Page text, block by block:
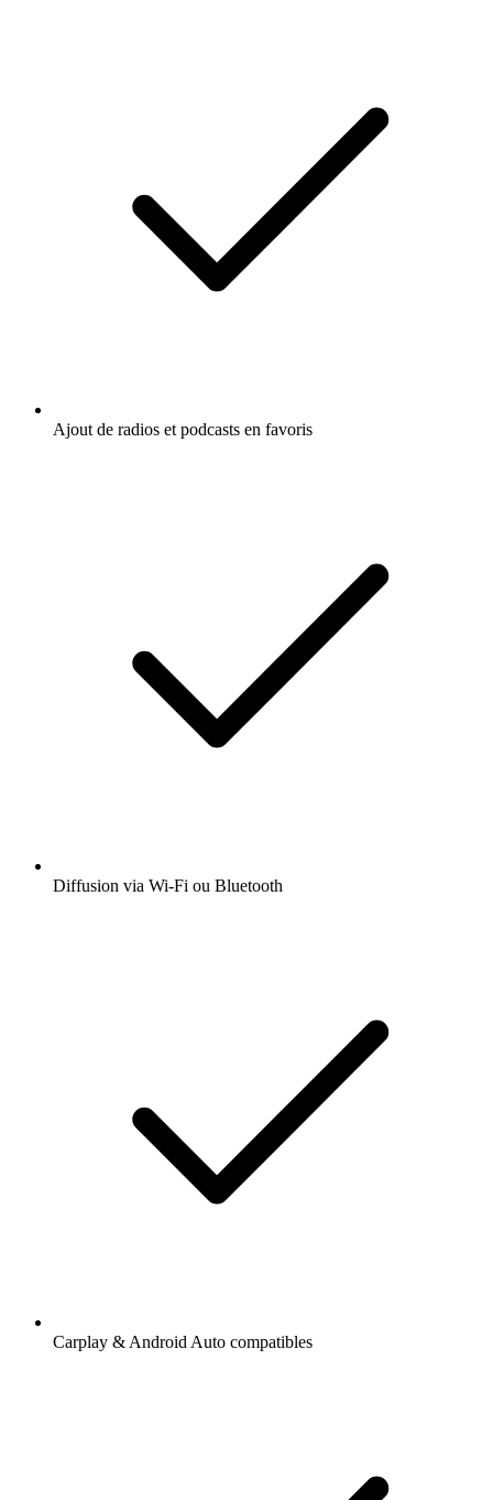
Ajout de radios et podcasts en favoris
Diffusion via Wi-Fi ou Bluetooth
Carplay & Android Auto compatibles